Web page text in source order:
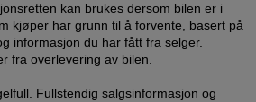
kan brukes dersom bilen er i
kjøper har grunn til å forvente, basert på
informasjon du har fått fra selger.
fra overlevering av bilen.
Fullstendig salgsinformasjon og